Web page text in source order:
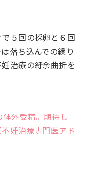
５回の採卵と６回
落ち込んでの繰り
治療の紆余曲折を
外受精。期待し
妊治療専門医アド